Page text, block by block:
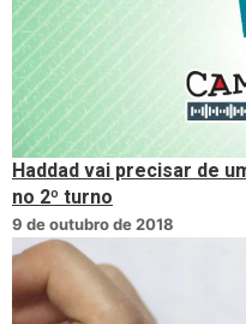
Haddad vai precisar de
no 2º turno
9 de outubro de 2018